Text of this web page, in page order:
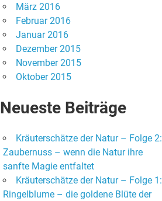
März 2016
Februar 2016
Januar 2016
Dezember 2015
November 2015
Oktober 2015
Neueste Beiträge
Kräuterschätze der Natur – Folge 2:
Zaubernuss – wenn die Natur ihre
sanfte Magie entfaltet
Kräuterschätze der Natur – Folge 1:
Ringelblume – die goldene Blüte der